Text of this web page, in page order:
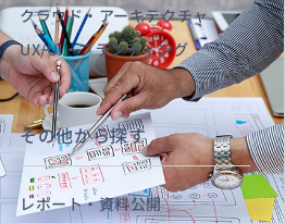
クラウド・アーキテクチャ
UX/UI・ブランディング
その他から探す
レポート・資料公開